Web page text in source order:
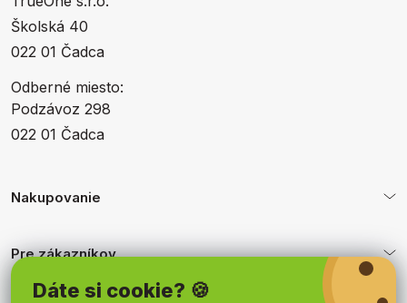
Dáte si cookie? 🍪
Školská 40
022 01 Čadca
Odberné miesto:
Podzávoz 298
022 01 Čadca
Nakupovanie
Pre zákazníkov